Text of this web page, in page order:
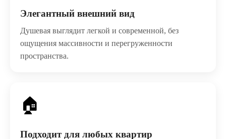
Элегантный внешний вид
Душевая выглядит легкой и современной, без
ощущения массивности и перегруженности
пространства.
🏠
Подходит для любых квартир